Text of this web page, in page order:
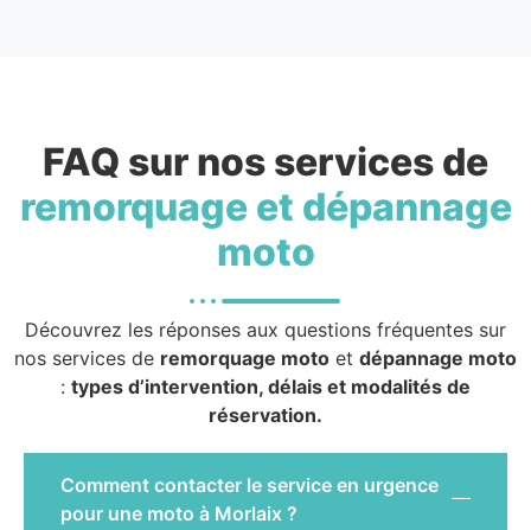
FAQ sur nos services de
remorquage et dépannage
moto
Découvrez les réponses aux questions fréquentes sur
nos services de remorquage moto et dépannage moto
: types d’intervention, délais et modalités de
réservation.
Comment contacter le service en urgence
pour une moto à Morlaix ?